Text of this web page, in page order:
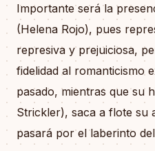
Importante será la
(Helena Rojo), pues
represiva y prejuiciosa,
fidelidad al romanticismo
pasado, mientras que su
Strickler), saca a flote su
pasará por el laberinto